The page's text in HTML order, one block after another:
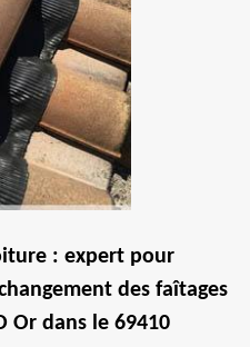
: expert pour
des faîtages
Or dans le 69410